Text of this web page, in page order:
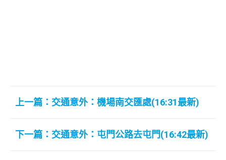
上一篇：交通意外：機場南交匯處(16:31最新)
下一篇：交通意外：屯門公路去屯門(16:42最新)